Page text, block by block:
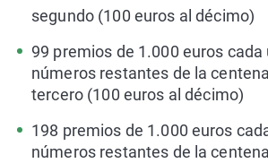
segundo (100 euros al décimo)
99 premios de 1.000 euros cada
números restantes de la
tercero (100 euros al décimo)
198 premios de 1.000 euros
números restantes de la